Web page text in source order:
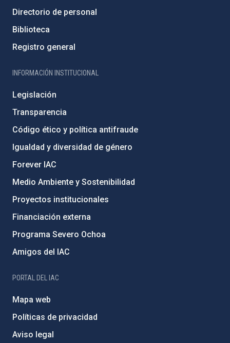
Directorio de personal
Biblioteca
Registro general
INFORMACIÓN INSTITUCIONAL
Legislación
Transparencia
Código ético y política antifraude
Igualdad y diversidad de género
Forever IAC
Medio Ambiente y Sostenibilidad
Proyectos institucionales
Financiación externa
Programa Severo Ochoa
Amigos del IAC
PORTAL DEL IAC
Mapa web
Políticas de privacidad
Aviso legal